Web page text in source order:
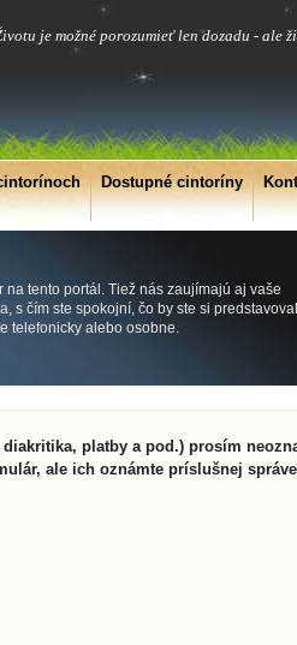
je možné porozumieť len dozadu - ale
Dostupné cintoríny
tento portál. Tiež nás zaujímajú aj vaše
s čím ste spokojní, čo by ste si
telefonicky alebo osobne.
platby a pod.) prosím
ale ich oznámte príslušnej